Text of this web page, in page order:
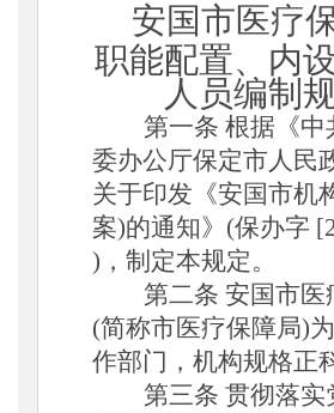
安国市医疗
职能配置、内
人员编制
第一条 根据《中
委办公厅保定市人民
关于印发《安国市机
案)的通知》(保办字
)，制定本规定。
第二条 安国市医
(简称市医疗保障局)
作部门，机构规格正
第三条 贯彻落实